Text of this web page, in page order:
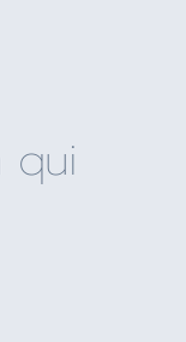
qui